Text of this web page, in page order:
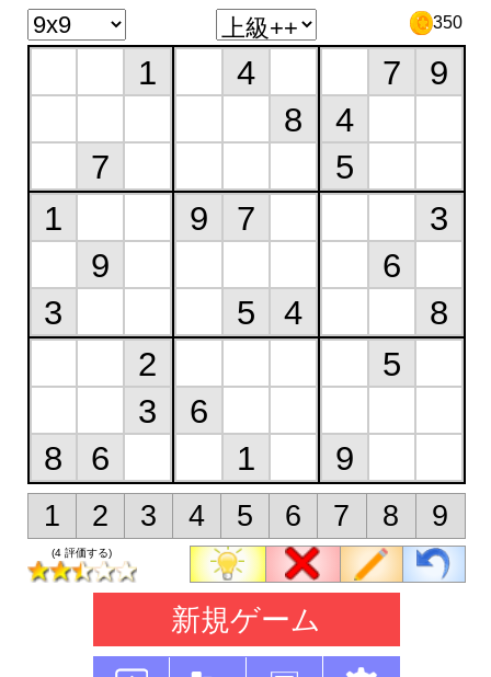
350
1
7
4
8
7
9
4
5
1
9
3
9 7
5 4
3
6
8
2
3
8
6
6
1
5
9
1 2 3 4 5 6 7 8 9
(4 評価する)
新規ゲーム